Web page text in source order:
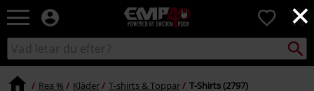
×
EMP
-
Musik,
TV
&
0
Sök
i
Sök
Rea % Kläder T-shirts & Toppar T-Shirts (2797)